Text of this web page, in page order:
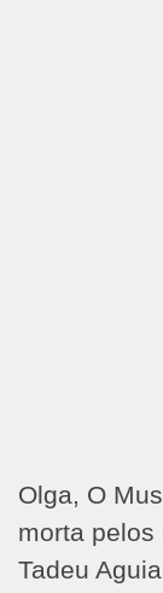
Olga, O
morta
Tadeu